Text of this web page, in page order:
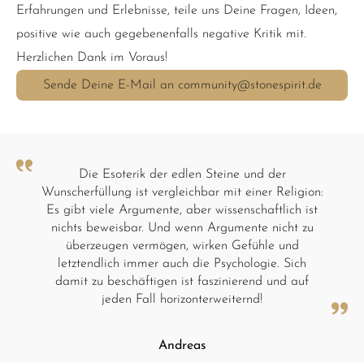
Erfahrungen und Erlebnisse, teile uns Deine Fragen, Ideen,
positive wie auch gegebenenfalls negative Kritik mit.
Herzlichen Dank im Voraus!
Sende Deine E-Mail an community@stonespirit.de
Die Esoterik der edlen Steine und der
Wunscherfüllung ist vergleichbar mit einer Religion:
Es gibt viele Argumente, aber wissenschaftlich ist
nichts beweisbar. Und wenn Argumente nicht zu
überzeugen vermögen, wirken Gefühle und
letztendlich immer auch die Psychologie. Sich
damit zu beschäftigen ist faszinierend und auf
jeden Fall horizonterweiternd!
Andreas